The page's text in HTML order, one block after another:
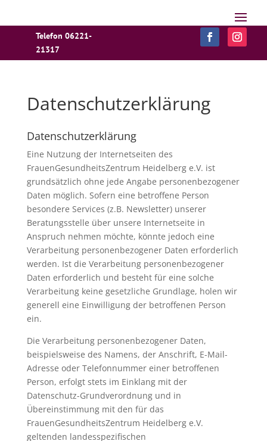
Telefon 06221-
21317
Datenschutzerklärung
Datenschutzerklärung
Eine Nutzung der Internetseiten des
FrauenGesundheitsZentrum Heidelberg e.V. ist
grundsätzlich ohne jede Angabe personenbezogener
Daten möglich. Sofern eine betroffene Person
besondere Services (z.B. Newsletter) unserer
Beratungsstelle über unsere Internetseite in
Anspruch nehmen möchte, könnte jedoch eine
Verarbeitung personenbezogener Daten erforderlich
werden. Ist die Verarbeitung personenbezogener
Daten erforderlich und besteht für eine solche
Verarbeitung keine gesetzliche Grundlage, holen wir
generell eine Einwilligung der betroffenen Person
ein.
Die Verarbeitung personenbezogener Daten,
beispielsweise des Namens, der Anschrift, E-Mail-
Adresse oder Telefonnummer einer betroffenen
Person, erfolgt stets im Einklang mit der
Datenschutz-Grundverordnung und in
Übereinstimmung mit den für das
FrauenGesundheitsZentrum Heidelberg e.V.
geltenden landesspezifischen